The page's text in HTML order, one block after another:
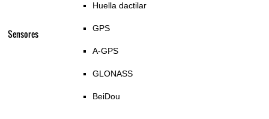
Sensores
Huella dactilar
GPS
A-GPS
GLONASS
BeiDou